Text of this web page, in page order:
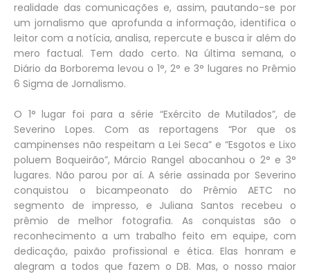
realidade das comunicações e, assim, pautando-se por
um jornalismo que aprofunda a informação, identifica o
leitor com a notícia, analisa, repercute e busca ir além do
mero factual. Tem dado certo. Na última semana, o
Diário da Borborema levou o 1°, 2° e 3° lugares no Prêmio
6 Sigma de Jornalismo.
O 1° lugar foi para a série “Exército de Mutilados”, de
Severino Lopes. Com as reportagens “Por que os
campinenses não respeitam a Lei Seca” e “Esgotos e Lixo
poluem Boqueirão”, Márcio Rangel abocanhou o 2° e 3°
lugares. Não parou por aí. A série assinada por Severino
conquistou o bicampeonato do Prêmio AETC no
segmento de impresso, e Juliana Santos recebeu o
prêmio de melhor fotografia. As conquistas são o
reconhecimento a um trabalho feito em equipe, com
dedicação, paixão profissional e ética. Elas honram e
alegram a todos que fazem o DB. Mas, o nosso maior